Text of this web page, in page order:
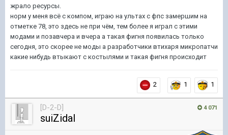
жрало ресурсы.
норм у меня всё с компом, играю на ультах с фпс замершим на
отметке 78, это здесь не при чём, тем более я играл с этими
модами и позавчера и вчера а такая фигня появилась только
сегодня, это скорее не моды а разработчики втихаря микропатчи
какие нибудь втыкают с костылями и такая фигня происходит
2 1 1
4 071
[D-2-D]
suiZidal